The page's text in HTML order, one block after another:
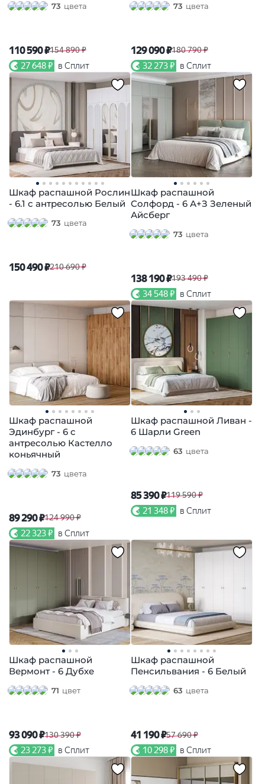
73 цвета
110 590 ₽154 890 ₽
27 648 ₽ в Сплит
73 цвета
129 090 ₽180 790 ₽
32 273 ₽ в Сплит
Шкаф распашной Рослин
- 6.1 с антресолью Белый
73 цвета
150 490 ₽210 690 ₽
Шкаф распашной
Солфорд - 6 А+З Зеленый
Айсберг
73 цвета
138 190 ₽193 490 ₽
34 548 ₽ в Сплит
Шкаф распашной
Эдинбург - 6 с
антресолью Кастелло
коньячный
73 цвета
89 290 ₽124 990 ₽
22 323 ₽ в Сплит
Шкаф распашной Ливан -
6 Шарли Green
63 цвета
85 390 ₽119 590 ₽
21 348 ₽ в Сплит
Шкаф распашной
Вермонт - 6 Дубхе
71 цвет
93 090 ₽130 390 ₽
23 273 ₽ в Сплит
Шкаф распашной
Пенсильвания - 6 Белый
63 цвета
41 190 ₽57 690 ₽
10 298 ₽ в Сплит